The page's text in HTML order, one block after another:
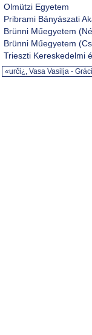
Olmützi Egyetem
Pribrami Bányászati
Brünni Műegyetem
Brünni Műegyetem
Trieszti Kereskedelmi